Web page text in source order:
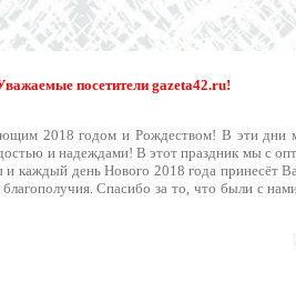
посетители gazeta42.ru!
2018 годом и Рождеством! В эти дни
и надеждами! В этот праздник мы с
и каждый день Нового 2018 года принесёт
Спасибо за то, что были с